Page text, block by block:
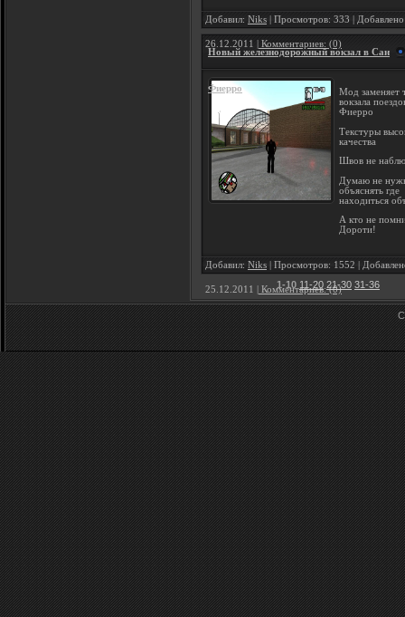
Добавил: Niks | Просмотров: 333 |
26.12.2011 | Комментариев: (0)
Новый железнодорожный вокзал в Сан
Фиерро
Мод заменяет
вокзала
Фиерро
Текстуры
качества
Швов не
Думаю не
объяснять где
находиться
А кто не
Дороти!
Добавил: Niks | Просмотров: 1552 |
25.12.2011 | Комментариев: (0)
1-10 11-20 21-30 31-36